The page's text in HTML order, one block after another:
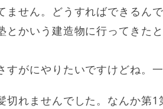
ません。どうすればできるん
とかいう建造物に行ってきた
すがにやりたいですけどね。
切れませんでした。なんか第